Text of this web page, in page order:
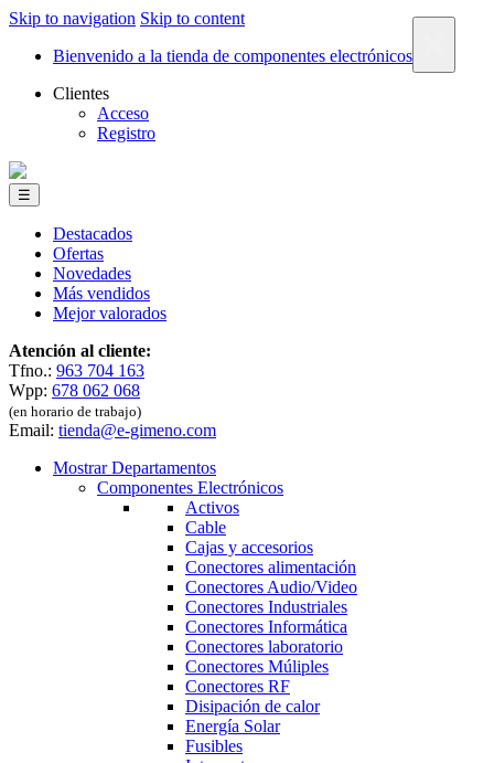
Skip to navigation Skip to content
Bienvenido a la tienda de componentes electrónicos
Clientes
Acceso
Registro
☰
Destacados
Ofertas
Novedades
Más vendidos
Mejor valorados
Atención al cliente:
Tfno.: 963 704 163
Wpp: 678 062 068
(en horario de trabajo)
Email: tienda@e-gimeno.com
Mostrar Departamentos
Componentes Electrónicos
Activos
Cable
Cajas y accesorios
Conectores alimentación
Conectores Audio/Video
Conectores Industriales
Conectores Informática
Conectores laboratorio
Conectores Múliples
Conectores RF
Disipación de calor
Energía Solar
Fusibles